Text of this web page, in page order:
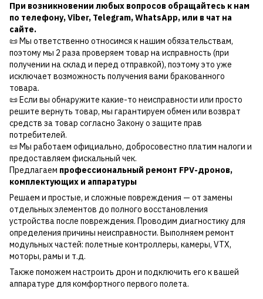
При возникновении любых вопросов обращайтесь к нам
по телефону,Viber, Telegram,WhatsApp, или в чат на
сайте.
📜 Мы ответственно относимся к нашим обязательствам,
поэтому мы 2 раза проверяем товар на исправность (при
получении на склад и перед отправкой), поэтому это уже
исключает возможность получения вами бракованного
товара.
📜 Если вы обнаружите какие-то неисправности или просто
решите вернуть товар, мы гарантируем обмен или возврат
средств за товар согласно Закону о защите прав
потребителей.
📜 Мы работаем официально, добросовестно платим налоги и
предоставляем фискальный чек.
Предлагаем профессиональный ремонт FPV-дронов,
комплектующих и аппаратуры
Решаем и простые, и сложные повреждения — от замены
отдельных элементов до полного восстановления
устройства после повреждения. Проводим диагностику для
определения причины неисправности. Выполняем ремонт
модульных частей: полетные контроллеры, камеры, VTX,
моторы, рамы и т.д.
Также поможем настроить дрон и подключить его к вашей
аппаратуре для комфортного первого полета.